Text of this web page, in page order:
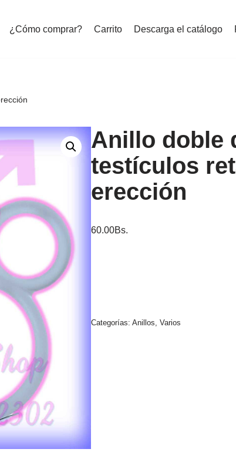
¿Cómo comprar? Carrito Descarga el catálogo
Anillo doble
testículos
erección
60.00Bs.
Categorías:Anillos,Varios